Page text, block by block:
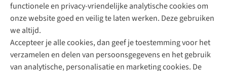
functionele en privacy-vriendelijke analytische cookies om
onze website goed en veilig te laten werken. Deze gebruiken
we altijd.
Accepteer je alle cookies, dan geef je toestemming voor het
verzamelen en delen van persoonsgegevens en het gebruik
van analytische, personalisatie en marketing cookies. De
Direct advies van een Buitenexpert
+31 (0)85 888 50 88
+31 6 12 28 49 80